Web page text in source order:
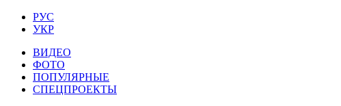
РУС
УКР
ВИДЕО
ФОТО
ПОПУЛЯРНЫЕ
СПЕЦПРОЕКТЫ